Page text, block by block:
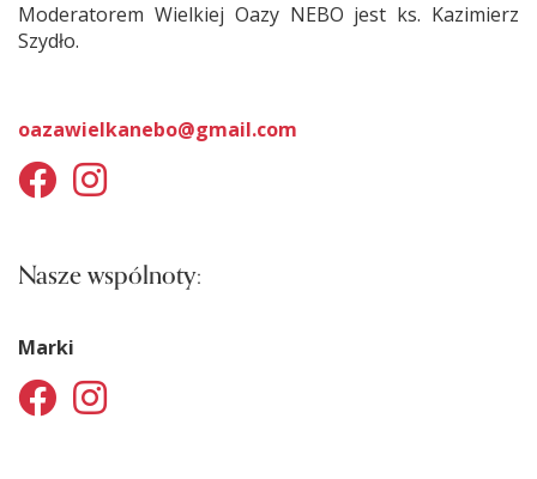
Moderatorem Wielkiej Oazy NEBO jest ks. Kazimierz
Szydło.
oazawielkanebo@gmail.com
Nasze wspólnoty:
Marki